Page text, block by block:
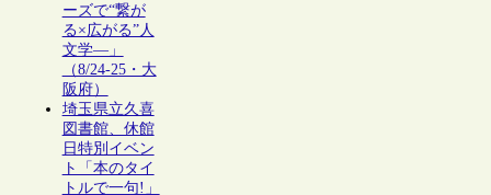
ーズで“繋が
る×広がる”人
文学―」
（8/24-25・大
阪府）
埼玉県立久喜
図書館、休館
日特別イベン
ト「本のタイ
トルで一句!」